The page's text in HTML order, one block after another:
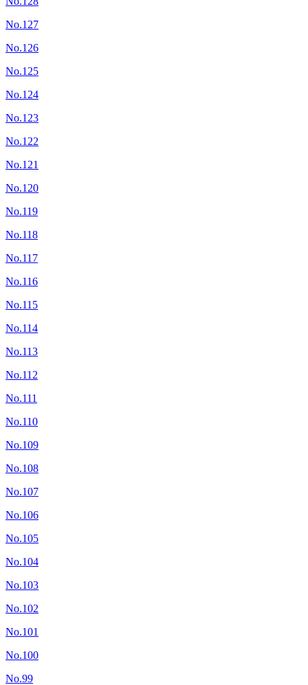
No.127
No.126
No.125
No.124
No.123
No.122
No.121
No.120
No.119
No.118
No.117
No.116
No.115
No.114
No.113
No.112
No.111
No.110
No.109
No.108
No.107
No.106
No.105
No.104
No.103
No.102
No.101
No.100
No.99